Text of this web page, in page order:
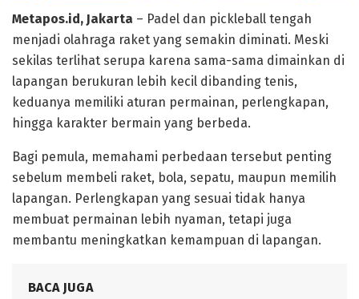
Metapos.id, Jakarta – Padel dan pickleball tengah
menjadi olahraga raket yang semakin diminati. Meski
sekilas terlihat serupa karena sama-sama dimainkan di
lapangan berukuran lebih kecil dibanding tenis,
keduanya memiliki aturan permainan, perlengkapan,
hingga karakter bermain yang berbeda.
Bagi pemula, memahami perbedaan tersebut penting
sebelum membeli raket, bola, sepatu, maupun memilih
lapangan. Perlengkapan yang sesuai tidak hanya
membuat permainan lebih nyaman, tetapi juga
membantu meningkatkan kemampuan di lapangan.
BACA JUGA